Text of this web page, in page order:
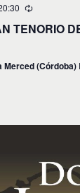
TENORIO
Merced (Córdoba)